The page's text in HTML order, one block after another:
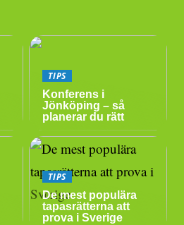
TIPS
Konferens i
Jönköping – så
planerar du rätt
TIPS
De mest populära
tapasrätterna att
prova i Sverige